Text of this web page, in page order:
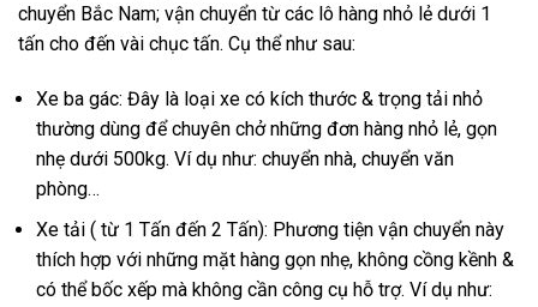
chuyển Bắc Nam; vận chuyển từ các lô hàng nhỏ lẻ dưới 1
tấn cho đến vài chục tấn. Cụ thể như sau:
Xe ba gác: Đây là loại xe có kích thước & trọng tải nhỏ
thường dùng để chuyên chở những đơn hàng nhỏ lẻ, gọn
nhẹ dưới 500kg. Ví dụ như: chuyển nhà, chuyển văn
phòng…
Xe tải ( từ 1 Tấn đến 2 Tấn): Phương tiện vận chuyển này
thích hợp với những mặt hàng gọn nhẹ, không cồng kềnh &
có thể bốc xếp mà không cần công cụ hỗ trợ. Ví dụ như: